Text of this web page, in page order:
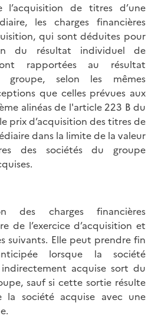
de titres d’une
les charges financières
qui sont déduites pour
du résultat individuel de
rapportées au résultat
groupe, selon les mêmes
que celles prévues aux
alinéas de l'article 223 B du
prix d’acquisition des titres de
dans la limite de la valeur
des sociétés du groupe
des charges financières
de l’exercice d’acquisition et
suivants. Elle peut prendre fin
lorsque la société
acquise sort du
sauf si cette sortie résulte
la société acquise avec une